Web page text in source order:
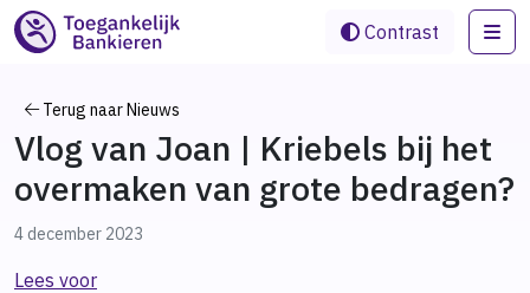
Contrast
Terug naar Nieuws
Vlog van Joan | Kriebels bij het
overmaken van grote bedragen?
4 december 2023
Lees voor